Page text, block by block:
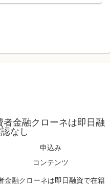
金融クローネは即日融
なし
申込み
コンテンツ
金融クローネは即日融資で在籍